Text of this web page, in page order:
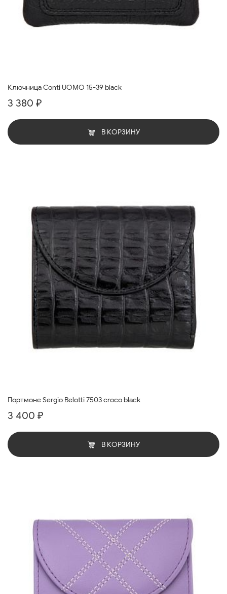
Ключница Conti UOMO 15-39 black
3 380 ₽
В КОРЗИНУ
Портмоне Sergio Belotti 7503 croco black
3 400 ₽
В КОРЗИНУ